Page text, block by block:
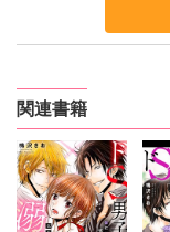
関連書籍